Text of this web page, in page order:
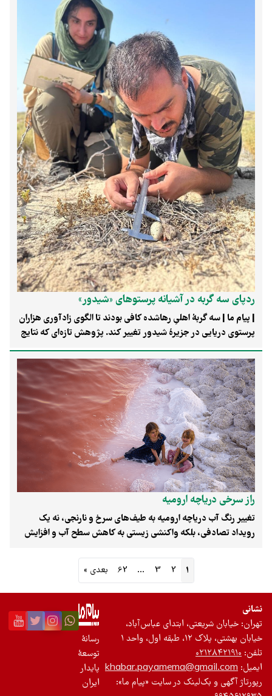
ردپای سه گربه در آشیانه پرستوهای «شیدور»
| پیام ما | سه گربهٔ اهلیِ رهاشده کافی بودند تا الگوی زادآوری هزاران
پرستوی دریایی در جزیرهٔ شیدور تغییر کند. پژوهش تازه‌ای که نتایج
آن در نشریهٔ Conservation Evidence Journal منتشر
شده، نشان می‌دهد حضور همین تعداد اندک از شکارگران واردشده
باعث شد تعداد آشیانه‌های تک‌تخمی افزایش پیدا کند؛ تغییری که
تنها یک سال پس از حذف کامل گربه‌ها، بار دیگر به وضعیت پیشین
بازگشت. این پژوهش، روایت شکنندگی یکی از مهم‌ترین
زیستگاه‌های پرندگان دریایی خلیج فارس و تلاش برای بازگرداندن
تعادل به آن است.
راز سرخی دریاچه ارومیه
تغییر رنگ آب دریاچه ارومیه به طیف‌های سرخ و نارنجی، نه یک
رویداد تصادفی، بلکه واکنشی زیستی به کاهش سطح آب و افزایش
نمک و دمای هوا، میکروارگانیسم‌های خاصی برای بقا در این شرایط
سخت فعال شده و با تولید رنگ‌دانه‌های ویژه، سیمای دریاچه را
دگرگون می‌کنند؛ پدیده‌ای که در سایر دریاچه‌های فوق‌شور جهان نیز
به عنوان زبانی مشترک برای اعلام وضعیت اکوسیستم شناخته
می‌شود.
1
2
3
…
62 بعدی »
نشانی
تهران: خیابان شریعتی، ابتدای عباس‌آباد،
خیابان بهشتی، پلاک ۱۲، طبقه اول، واحد ۱
تلفن: ۰۲۱۲۸۴۲۱۹۱۰
ایمیل: khabar.payamema@gmail.com
رپورتاژ آگهی و بک‌لینک در سایت «پیام ما»:
رسانۀ
توسعۀ
پایدار
ایران